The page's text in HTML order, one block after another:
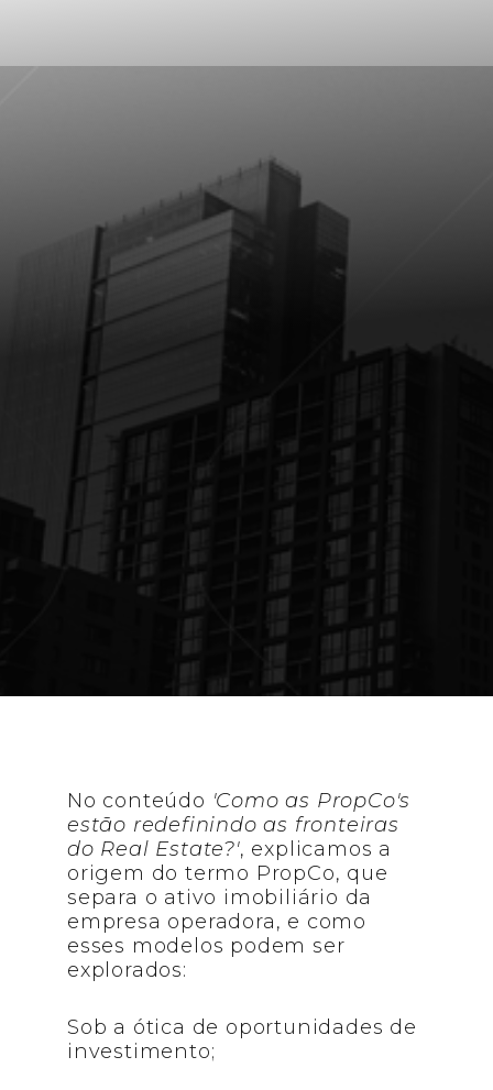
Conheça os bastidores e desafios de
operações de PropCo no Brasil e
entenda como o formato vem
redefinindo o setor.
No conteúdo 'Como as PropCo's
estão redefinindo as fronteiras
do Real Estate?', explicamos a
origem do termo PropCo, que
separa o ativo imobiliário da
empresa operadora, e como
esses modelos podem ser
explorados:
Sob a ótica de oportunidades de
investimento;